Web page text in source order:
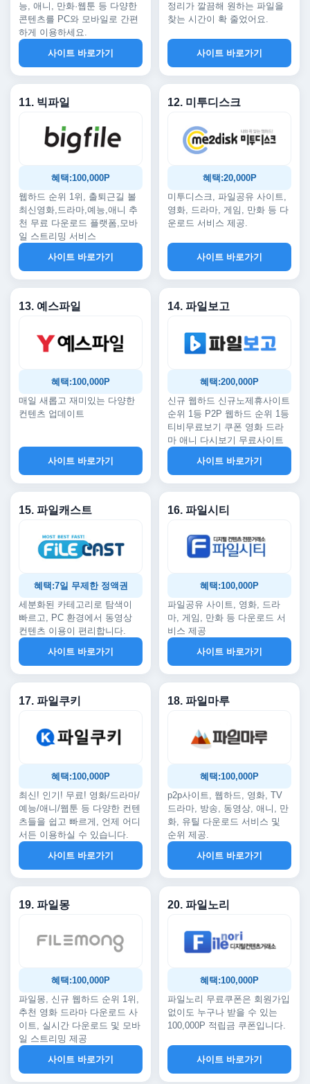
능, 애니, 만화·웹툰 등 다양한
콘텐츠를 PC와 모바일로 간편
하게 이용하세요.
사이트 바로가기
정리가 깔끔해 원하는 파일을
찾는 시간이 확 줄었어요.
사이트 바로가기
11. 빅파일
혜택:100,000P
웹하드 순위 1위, 출퇴근길 볼
최신영화,드라마,예능,애니 추
천 무료 다운로드 플랫폼,모바
일 스트리밍 서비스
사이트 바로가기
12. 미투디스크
혜택:20,000P
미투디스크, 파일공유 사이트,
영화, 드라마, 게임, 만화 등 다
운로드 서비스 제공.
사이트 바로가기
13. 예스파일
혜택:100,000P
매일 새롭고 재미있는 다양한
컨텐츠 업데이트
사이트 바로가기
14. 파일보고
혜택:200,000P
신규 웹하드 신규노제휴사이트
순위 1등 P2P 웹하드 순위 1등
티비무료보기 쿠폰 영화 드라
마 애니 다시보기 무료사이트
사이트 바로가기
15. 파일캐스트
혜택:7일 무제한 정액권
세분화된 카테고리로 탐색이
빠르고, PC 환경에서 동영상
컨텐츠 이용이 편리합니다.
사이트 바로가기
16. 파일시티
혜택:100,000P
파일공유 사이트, 영화, 드라
마, 게임, 만화 등 다운로드 서
비스 제공
사이트 바로가기
17. 파일쿠키
혜택:100,000P
최신! 인기! 무료! 영화/드라마/
예능/애니/웹툰 등 다양한 컨텐
츠들을 쉽고 빠르게, 언제 어디
서든 이용하실 수 있습니다.
사이트 바로가기
18. 파일마루
혜택:100,000P
p2p사이트, 웹하드, 영화, TV
드라마, 방송, 동영상, 애니, 만
화, 유틸 다운로드 서비스 및
순위 제공.
사이트 바로가기
19. 파일몽
혜택:100,000P
파일몽, 신규 웹하드 순위 1위,
추천 영화 드라마 다운로드 사
이트, 실시간 다운로드 및 모바
일 스트리밍 제공
사이트 바로가기
20. 파일노리
혜택:100,000P
파일노리 무료쿠폰은 회원가입
없이도 누구나 받을 수 있는
100,000P 적립금 쿠폰입니다.
사이트 바로가기